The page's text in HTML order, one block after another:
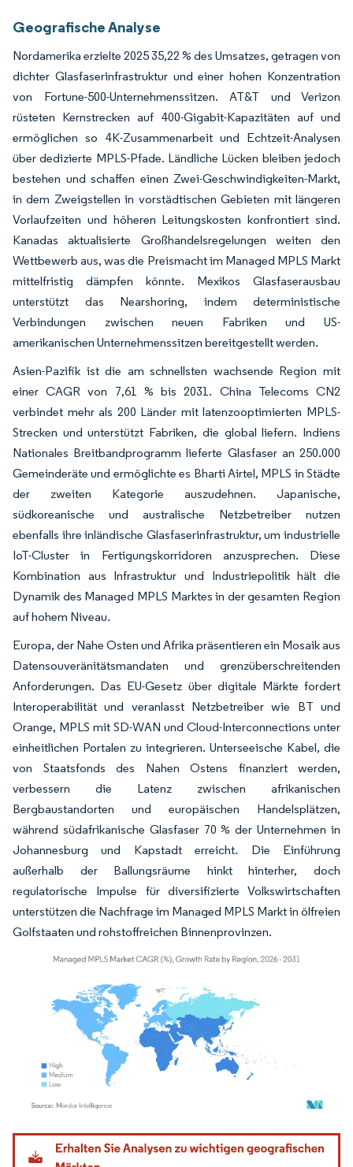
Geografische Analyse
Nordamerika erzielte 2025 35,22 % des Umsatzes, getragen von
dichter Glasfaserinfrastruktur und einer hohen Konzentration
von Fortune-500-Unternehmenssitzen. AT&T und Verizon
rüsteten Kernstrecken auf 400-Gigabit-Kapazitäten auf und
ermöglichen so 4K-Zusammenarbeit und Echtzeit-Analysen
über dedizierte MPLS-Pfade. Ländliche Lücken bleiben jedoch
bestehen und schaffen einen Zwei-Geschwindigkeiten-Markt,
in dem Zweigstellen in vorstädtischen Gebieten mit längeren
Vorlaufzeiten und höheren Leitungskosten konfrontiert sind.
Kanadas aktualisierte Großhandelsregelungen weiten den
Wettbewerb aus, was die Preismacht im Managed MPLS Markt
mittelfristig dämpfen könnte. Mexikos Glasfaserausbau
unterstützt das Nearshoring, indem deterministische
Verbindungen zwischen neuen Fabriken und US-
amerikanischen Unternehmenssitzen bereitgestellt werden.
Asien-Pazifik ist die am schnellsten wachsende Region mit
einer CAGR von 7,61 % bis 2031. China Telecoms CN2
verbindet mehr als 200 Länder mit latenzooptimierten MPLS-
Strecken und unterstützt Fabriken, die global liefern. Indiens
Nationales Breitbandprogramm lieferte Glasfaser an 250.000
Gemeinderäte und ermöglichte es Bharti Airtel, MPLS in Städte
der zweiten Kategorie auszudehnen. Japanische,
südkoreanische und australische Netzbetreiber nutzen
ebenfalls ihre inländische Glasfaserinfrastruktur, um industrielle
IoT-Cluster in Fertigungskorridoren anzusprechen. Diese
Kombination aus Infrastruktur und Industriepolitik hält die
Dynamik des Managed MPLS Marktes in der gesamten Region
auf hohem Niveau.
Europa, der Nahe Osten und Afrika präsentieren ein Mosaik aus
Datensouveränitätsmandaten und grenzüberschreitenden
Anforderungen. Das EU-Gesetz über digitale Märkte fordert
Interoperabilität und veranlasst Netzbetreiber wie BT und
Orange, MPLS mit SD-WAN und Cloud-Interconnections unter
einheitlichen Portalen zu integrieren. Unterseeische Kabel, die
von Staatsfonds des Nahen Ostens finanziert werden,
verbessern die Latenz zwischen afrikanischen
Bergbaustandorten und europäischen Handelsplätzen,
während südafrikanische Glasfaser 70 % der Unternehmen in
Johannesburg und Kapstadt erreicht. Die Einführung
außerhalb der Ballungsräume hinkt hinterher, doch
regulatorische Impulse für diversifizierte Volkswirtschaften
unterstützen die Nachfrage im Managed MPLS Markt in ölfreien
Golfstaaten und rohstoffreichen Binnenprovinzen.
Bild © Mordor Intelligence. Wiederverwendung erfordert Namensnennung gemäß